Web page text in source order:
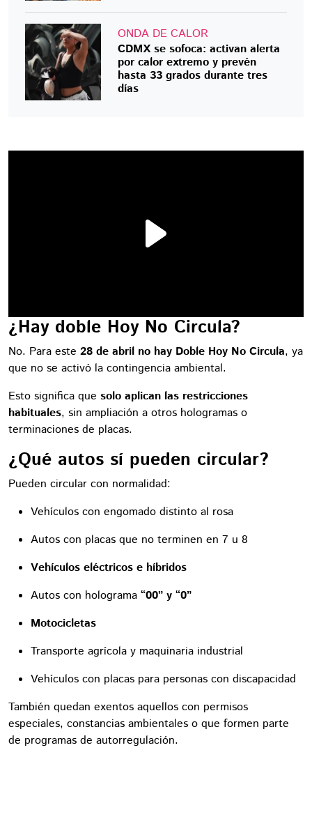
ONDA DE CALOR
CDMX se sofoca: activan alerta
por calor extremo y prevén
hasta 33 grados durante tres
días
¿Hay doble Hoy No Circula?
No. Para este 28 de abril no hay Doble Hoy No Circula, ya
que no se activó la contingencia ambiental.
Esto significa que solo aplican las restricciones
habituales, sin ampliación a otros hologramas o
terminaciones de placas.
¿Qué autos sí pueden circular?
Pueden circular con normalidad:
Vehículos con engomado distinto al rosa
Autos con placas que no terminen en 7 u 8
Vehículos eléctricos e híbridos
Autos con holograma “00” y “0”
Motocicletas
Transporte agrícola y maquinaria industrial
Vehículos con placas para personas con discapacidad
También quedan exentos aquellos con permisos
especiales, constancias ambientales o que formen parte
de programas de autorregulación.